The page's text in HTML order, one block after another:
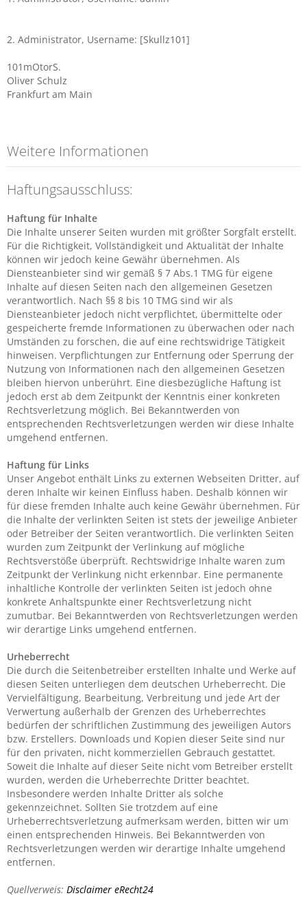
2. Administrator, Username: [Skullz101]
101mOtorS.
Oliver Schulz
Frankfurt am Main
Weitere Informationen
Haftungsausschluss:
Haftung für Inhalte
Die Inhalte unserer Seiten wurden mit größter Sorgfalt erstellt.
Für die Richtigkeit, Vollständigkeit und Aktualität der Inhalte
können wir jedoch keine Gewähr übernehmen. Als
Diensteanbieter sind wir gemäß § 7 Abs.1 TMG für eigene
Inhalte auf diesen Seiten nach den allgemeinen Gesetzen
verantwortlich. Nach §§ 8 bis 10 TMG sind wir als
Diensteanbieter jedoch nicht verpflichtet, übermittelte oder
gespeicherte fremde Informationen zu überwachen oder nach
Umständen zu forschen, die auf eine rechtswidrige Tätigkeit
hinweisen. Verpflichtungen zur Entfernung oder Sperrung der
Nutzung von Informationen nach den allgemeinen Gesetzen
bleiben hiervon unberührt. Eine diesbezügliche Haftung ist
jedoch erst ab dem Zeitpunkt der Kenntnis einer konkreten
Rechtsverletzung möglich. Bei Bekanntwerden von
entsprechenden Rechtsverletzungen werden wir diese Inhalte
umgehend entfernen.
Haftung für Links
Unser Angebot enthält Links zu externen Webseiten Dritter, auf
deren Inhalte wir keinen Einfluss haben. Deshalb können wir
für diese fremden Inhalte auch keine Gewähr übernehmen. Für
die Inhalte der verlinkten Seiten ist stets der jeweilige Anbieter
oder Betreiber der Seiten verantwortlich. Die verlinkten Seiten
wurden zum Zeitpunkt der Verlinkung auf mögliche
Rechtsverstöße überprüft. Rechtswidrige Inhalte waren zum
Zeitpunkt der Verlinkung nicht erkennbar. Eine permanente
inhaltliche Kontrolle der verlinkten Seiten ist jedoch ohne
konkrete Anhaltspunkte einer Rechtsverletzung nicht
zumutbar. Bei Bekanntwerden von Rechtsverletzungen werden
wir derartige Links umgehend entfernen.
Urheberrecht
Die durch die Seitenbetreiber erstellten Inhalte und Werke auf
diesen Seiten unterliegen dem deutschen Urheberrecht. Die
Vervielfältigung, Bearbeitung, Verbreitung und jede Art der
Verwertung außerhalb der Grenzen des Urheberrechtes
bedürfen der schriftlichen Zustimmung des jeweiligen Autors
bzw. Erstellers. Downloads und Kopien dieser Seite sind nur
für den privaten, nicht kommerziellen Gebrauch gestattet.
Soweit die Inhalte auf dieser Seite nicht vom Betreiber erstellt
wurden, werden die Urheberrechte Dritter beachtet.
Insbesondere werden Inhalte Dritter als solche
gekennzeichnet. Sollten Sie trotzdem auf eine
Urheberrechtsverletzung aufmerksam werden, bitten wir um
einen entsprechenden Hinweis. Bei Bekanntwerden von
Rechtsverletzungen werden wir derartige Inhalte umgehend
entfernen.
Quellverweis: Disclaimer eRecht24